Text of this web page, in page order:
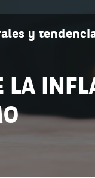
y
LA